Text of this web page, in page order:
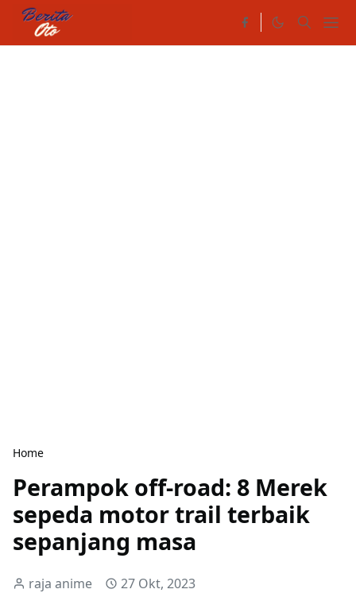
Home
Perampok off-road: 8 Merek
sepeda motor trail terbaik
sepanjang masa
raja anime 27 Okt, 2023